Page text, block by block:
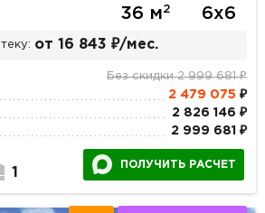
36 м2 6х6
от 16 843 ₽/мес.
Без скидки 2 999 681 ₽
2 479 075 ₽
2 826 146 ₽
2 999 681 ₽
1
ПОЛУЧИТЬ РАСЧЕТ